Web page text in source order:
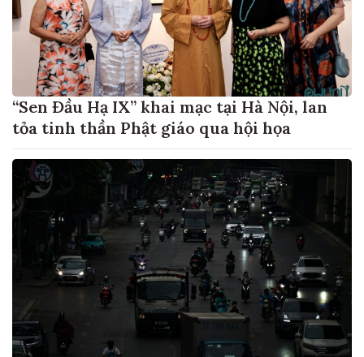
“Sen Đầu Hạ IX” khai mạc tại Hà Nội, lan
tỏa tinh thần Phật giáo qua hội họa